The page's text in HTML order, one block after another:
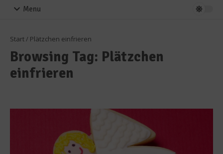
Menu
Start/ Plätzchen einfrieren
Browsing Tag: Plätzchen
einfrieren